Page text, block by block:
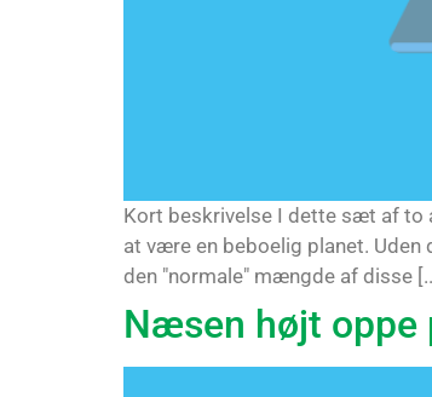
Kort beskrivelse I dette sæt af to
at være en beboelig planet.
den "normale" mængde af disse
Næsen højt oppe